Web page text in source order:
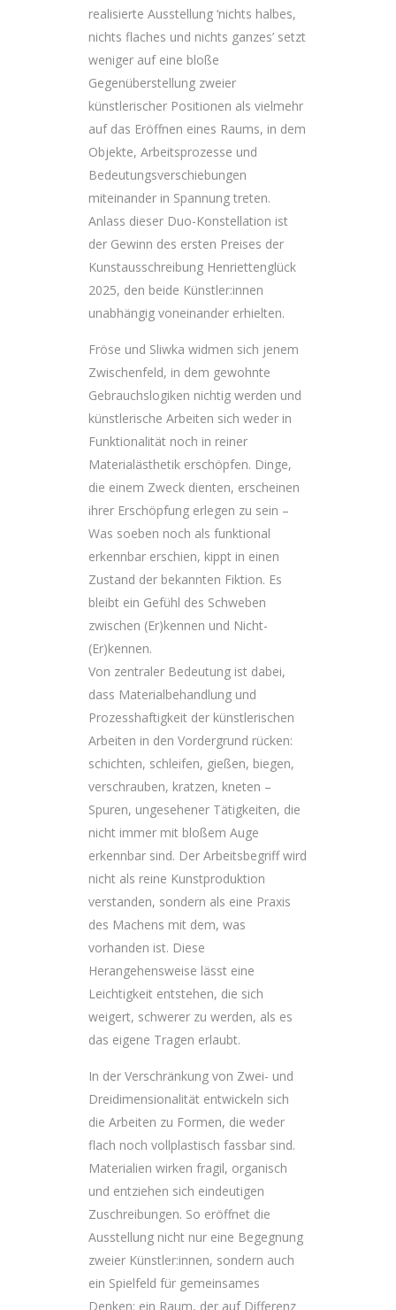
realisierte Ausstellung ‘nichts halbes,
nichts flaches und nichts ganzes’ setzt
weniger auf eine bloße
Gegenüberstellung zweier
künstlerischer Positionen als vielmehr
auf das Eröffnen eines Raums, in dem
Objekte, Arbeitsprozesse und
Bedeutungsverschiebungen
miteinander in Spannung treten.
Anlass dieser Duo-Konstellation ist
der Gewinn des ersten Preises der
Kunstausschreibung Henriettenglück
2025, den beide Künstler:innen
unabhängig voneinander erhielten.
Fröse und Sliwka widmen sich jenem
Zwischenfeld, in dem gewohnte
Gebrauchslogiken nichtig werden und
künstlerische Arbeiten sich weder in
Funktionalität noch in reiner
Materialästhetik erschöpfen. Dinge,
die einem Zweck dienten, erscheinen
ihrer Erschöpfung erlegen zu sein –
Was soeben noch als funktional
erkennbar erschien, kippt in einen
Zustand der bekannten Fiktion. Es
bleibt ein Gefühl des Schweben
zwischen (Er)kennen und Nicht-
(Er)kennen.
Von zentraler Bedeutung ist dabei,
dass Materialbehandlung und
Prozesshaftigkeit der künstlerischen
Arbeiten in den Vordergrund rücken:
schichten, schleifen, gießen, biegen,
verschrauben, kratzen, kneten –
Spuren, ungesehener Tätigkeiten, die
nicht immer mit bloßem Auge
erkennbar sind. Der Arbeitsbegriff wird
nicht als reine Kunstproduktion
verstanden, sondern als eine Praxis
des Machens mit dem, was
vorhanden ist. Diese
Herangehensweise lässt eine
Leichtigkeit entstehen, die sich
weigert, schwerer zu werden, als es
das eigene Tragen erlaubt.
In der Verschränkung von Zwei- und
Dreidimensionalität entwickeln sich
die Arbeiten zu Formen, die weder
flach noch vollplastisch fassbar sind.
Materialien wirken fragil, organisch
und entziehen sich eindeutigen
Zuschreibungen. So eröffnet die
Ausstellung nicht nur eine Begegnung
zweier Künstler:innen, sondern auch
ein Spielfeld für gemeinsames
Denken: ein Raum, der auf Differenz